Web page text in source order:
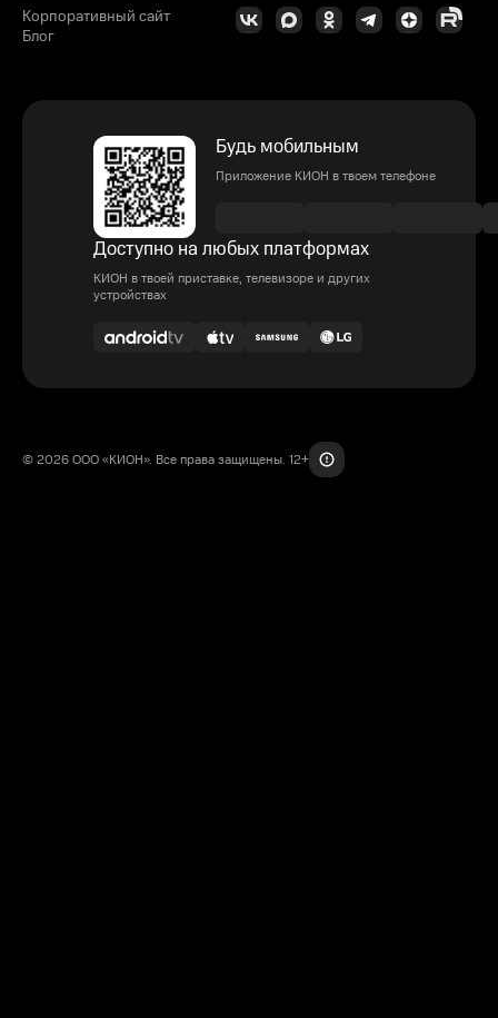
Корпоративный сайт
Блог
Будь мобильным
Приложение КИОН в твоем телефоне
Доступно на любых платформах
КИОН в твоей приставке, телевизоре и других
устройствах
© 2026 ООО «КИОН». Все права защищены. 12+